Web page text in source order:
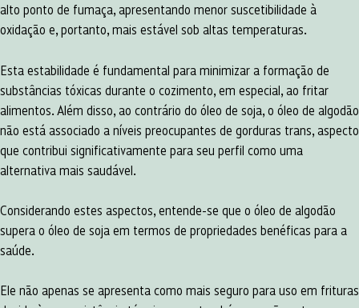
alto ponto de fumaça, apresentando menor suscetibilidade à
oxidação e, portanto, mais estável sob altas temperaturas.
Esta estabilidade é fundamental para minimizar a formação de
substâncias tóxicas durante o cozimento, em especial, ao fritar
alimentos. Além disso, ao contrário do óleo de soja, o óleo de algodão
não está associado a níveis preocupantes de gorduras trans, aspecto
que contribui significativamente para seu perfil como uma
alternativa mais saudável.
Considerando estes aspectos, entende-se que o óleo de algodão
supera o óleo de soja em termos de propriedades benéficas para a
saúde.
Ele não apenas se apresenta como mais seguro para uso em frituras